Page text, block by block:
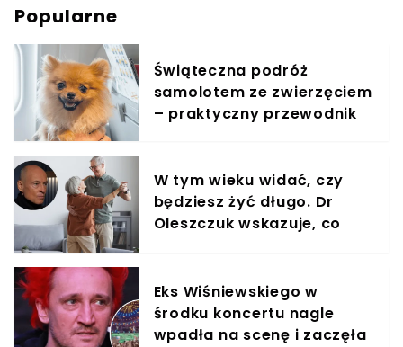
Popularne
Świąteczna podróż
samolotem ze zwierzęciem
– praktyczny przewodnik
W tym wieku widać, czy
będziesz żyć długo. Dr
Oleszczuk wskazuje, co
Eks Wiśniewskiego w
środku koncertu nagle
wpadła na scenę i zaczęła